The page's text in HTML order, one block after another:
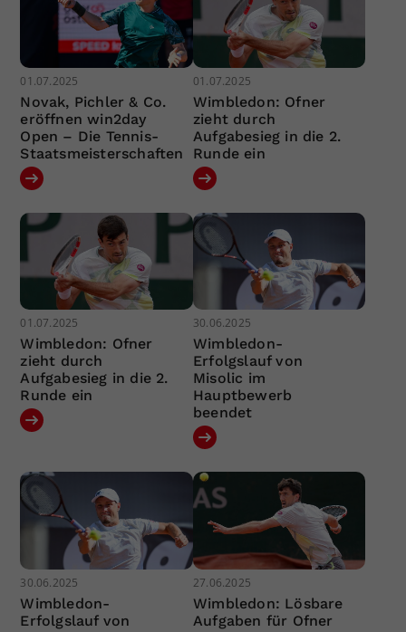
01.07.2025
Novak, Pichler & Co.
eröffnen win2day
Open – Die Tennis-
Staatsmeisterschaften
01.07.2025
Wimbledon: Ofner
zieht durch
Aufgabesieg in die 2.
Runde ein
01.07.2025
Wimbledon: Ofner
zieht durch
Aufgabesieg in die 2.
Runde ein
30.06.2025
Wimbledon-
Erfolgslauf von
Misolic im
Hauptbewerb
beendet
30.06.2025
Wimbledon-
Erfolgslauf von
27.06.2025
Wimbledon: Lösbare
Aufgaben für Ofner